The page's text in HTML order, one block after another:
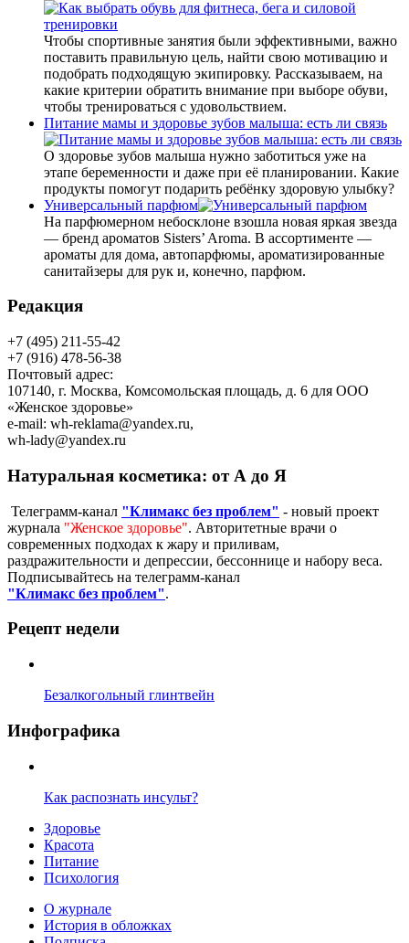
Чтобы спортивные занятия были эффективными, важно
поставить правильную цель, найти свою мотивацию и
подобрать подходящую экипировку. Рассказываем, на
какие критерии обратить внимание при выборе обуви,
чтобы тренироваться с удовольствием.
Питание мамы и здоровье зубов малыша: есть ли связь
О здоровье зубов малыша нужно заботиться уже на
этапе беременности и даже при её планировании. Какие
продукты помогут подарить ребёнку здоровую улыбку?
Универсальный парфюм
На парфюмерном небосклоне взошла новая яркая звезда
— бренд ароматов Sisters’ Aroma. В ассортименте —
ароматы для дома, автопарфюмы, ароматизированные
санитайзеры для рук и, конечно, парфюм.
Редакция
+7 (495) 211-55-42
+7 (916) 478-56-38
Почтовый адрес:
107140, г. Москва, Комсомольская площадь, д. 6 для ООО
«Женское здоровье»
e-mail: wh-reklama@yandex.ru,
wh-lady@yandex.ru
Натуральная косметика: от А до Я
Телеграмм-канал "Климакс без проблем" - новый проект
журнала "Женское здоровье". Авторитетные врачи о
современных подходах к жару и приливам,
раздражительности и депрессии, бессоннице и набору веса.
Подписывайтесь на телеграмм-канал
"Климакс без проблем".
Рецепт недели
Безалкогольный глинтвейн
Инфографика
Как распознать инсульт?
Здоровье
Красота
Питание
Психология
О журнале
История в обложках